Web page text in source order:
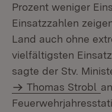
Prozent weniger
Einsatzzahlen
Land auch ohne
vielfältigsten
sagte der Stv.
Thomas Strobl